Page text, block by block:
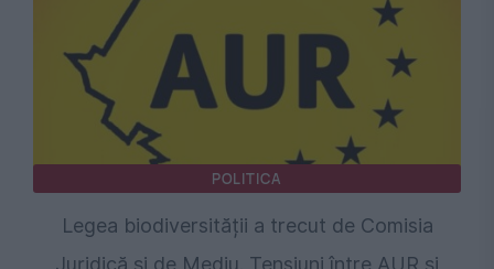
POLITICA
Legea biodiversității a trecut de Comisia
Juridică și de Mediu. Tensiuni între AUR și